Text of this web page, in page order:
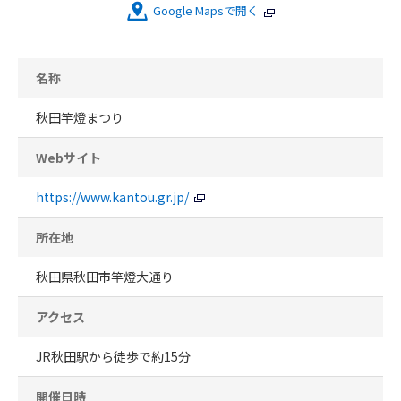
Google Mapsで開く
名称
秋田竿燈まつり
Webサイト
https://www.kantou.gr.jp/
所在地
秋田県秋田市竿燈大通り
アクセス
JR秋田駅から徒歩で約15分
開催日時